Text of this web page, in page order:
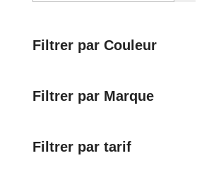
Filtrer par Couleur
Filtrer par Marque
Filtrer par tarif